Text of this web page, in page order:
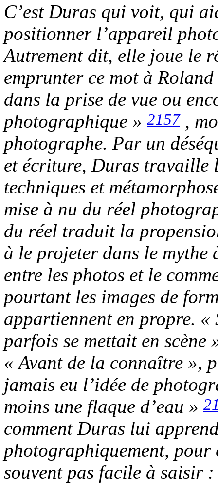
C’est Duras qui voit, qui
positionner l’appareil
Autrement dit, elle joue le
emprunter ce mot à
dans la prise de vue ou
photographique » 2157 ,
photographe. Par un
et écriture, Duras travaille
techniques et
mise à nu du réel
du réel traduit la
à le projeter dans le
entre les photos et le
pourtant les images de
appartiennent en propre.
parfois se mettait en scène
« Avant de la connaître »,
jamais eu l’idée de
moins une flaque d’eau »
comment Duras lui
photographiquement, pour
souvent pas facile à saisir :